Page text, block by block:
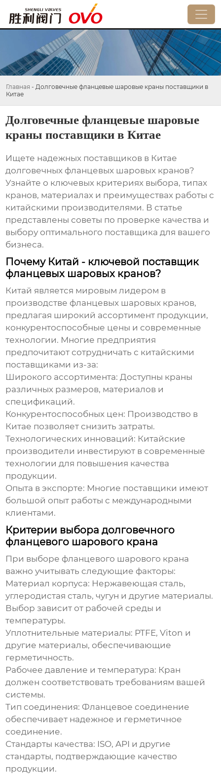
Главная - Долговечные фланцевые шаровые краны поставщики в
Китае
Долговечные фланцевые шаровые
краны поставщики в Китае
Ищете надежных поставщиков в Китае
долговечных фланцевых шаровых кранов?
Узнайте о ключевых критериях выбора, типах
кранов, материалах и преимуществах работы с
китайскими производителями. В статье
представлены советы по проверке качества и
выбору оптимального поставщика для вашего
бизнеса.
Почему Китай - ключевой поставщик
фланцевых шаровых кранов?
Китай является мировым лидером в
производстве фланцевых шаровых кранов,
предлагая широкий ассортимент продукции,
конкурентоспособные цены и современные
технологии. Многие предприятия
предпочитают сотрудничать с китайскими
поставщиками из-за:
Широкого ассортимента: Доступны краны
различных размеров, материалов и
спецификаций.
Конкурентоспособных цен: Производство в
Китае позволяет снизить затраты.
Технологических инноваций: Китайские
производители инвестируют в современные
технологии для повышения качества
продукции.
Опыта в экспорте: Многие поставщики имеют
большой опыт работы с международными
клиентами.
Критерии выбора долговечного
фланцевого шарового крана
При выборе фланцевого шарового крана
важно учитывать следующие факторы:
Материал корпуса: Нержавеющая сталь,
углеродистая сталь, чугун и другие материалы.
Выбор зависит от рабочей среды и
температуры.
Уплотнительные материалы: PTFE, Viton и
другие материалы, обеспечивающие
герметичность.
Рабочее давление и температура: Кран
должен соответствовать требованиям вашей
системы.
Тип соединения: Фланцевое соединение
обеспечивает надежное и герметичное
соединение.
Стандарты качества: ISO, API и другие
стандарты, подтверждающие качество
продукции.